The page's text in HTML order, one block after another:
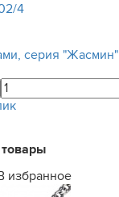
4
серия "Жасмин"
избранное